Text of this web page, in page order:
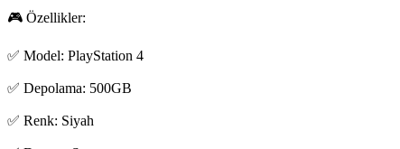
🎮 Özellikler:
✅ Model: PlayStation 4
✅ Depolama: 500GB
✅ Renk: Siyah